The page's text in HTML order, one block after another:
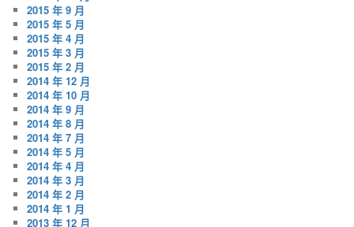
2015 年 9 月
2015 年 5 月
2015 年 4 月
2015 年 3 月
2015 年 2 月
2014 年 12 月
2014 年 10 月
2014 年 9 月
2014 年 8 月
2014 年 7 月
2014 年 5 月
2014 年 4 月
2014 年 3 月
2014 年 2 月
2014 年 1 月
2013 年 12 月